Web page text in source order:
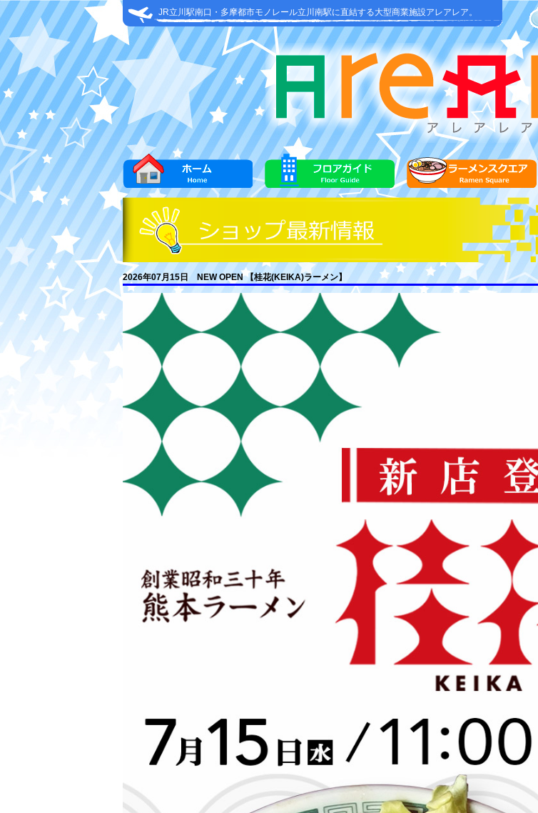
JR立川駅南口・多摩都市モノレール立川南駅に直結する大型商業施設アレアレア。
2026年07月15日 NEW OPEN 【桂花(KEIKA)ラーメン】